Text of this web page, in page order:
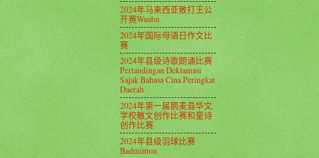
2024年马来西亚散打王公
开赛Wushu
2024年国际母语日作文比
赛
2024年县级诗歌朗诵比赛
Pertandingan Deklamasi
Sajak Bahasa Cina Peringkat
Daerah
2024年第一届鹅麦县华文
学校散文创作比赛和童诗
创作比赛
2024年县级羽球比赛
Badminton